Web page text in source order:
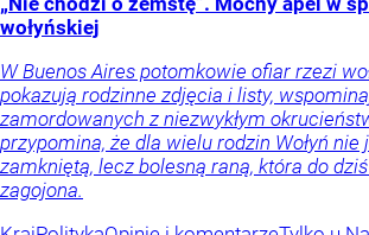
wołyńskiej
W Buenos Aires potomkowie ofiar rzezi
pokazują rodzinne zdjęcia i listy,
zamordowanych z niezwykłym
przypomina, że dla wielu rodzin Wołyń nie
zamkniętą, lecz bolesną raną, która do dziś
zagojona.